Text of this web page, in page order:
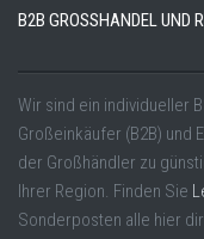
B2B GROSSHANDEL UND
Wir sind ein individueller
Großeinkäufer (B2B) und
der Großhändler zu
Ihrer Region. Finden Sie
Sonderposten alle hier